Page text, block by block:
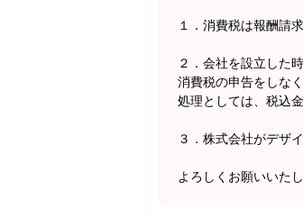
１．消費税は報酬請
２．会社を設立した
消費税の申告をしな
処理としては、税込
３．株式会社がデザ
よろしくお願いいたし